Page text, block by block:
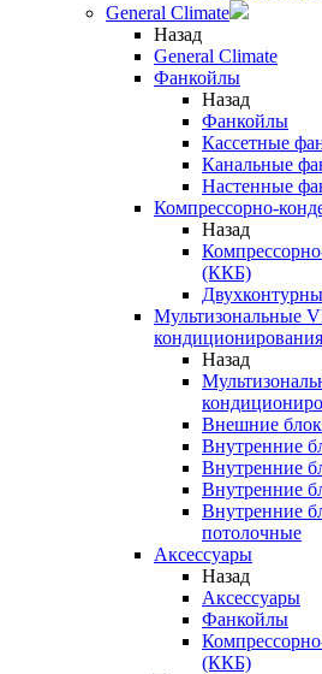
General Climate
Назад
General Climate
Фанкойлы
Назад
Фанкойлы
Кассетные
Канальные
Настенные
Компрессорно-
Назад
(ККБ)
Мультизональные
кондиционирования
Назад
Внешние
Внутренние
Внутренние
Внутренние
Внутренние
потолочные
Аксессуары
Назад
Аксессуары
Фанкойлы
(ККБ)